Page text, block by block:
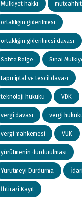
Mülkiyet hakkı
ortaklığın giderilmesi
ortaklığın giderilmesi davası
Sahte Belge Sınai
tapu iptal ve tescil davası
teknoloji hukuku VDK
vergi davası vergi
vergi mahkemesi VUK
yürütmenin durdurulması
Yürütmeyi Durdurma İdari
İhtirazi Kayıt